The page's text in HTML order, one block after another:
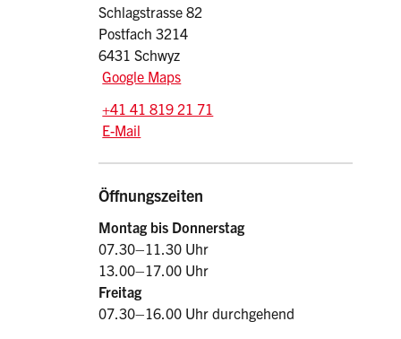
Schlagstrasse 82
Postfach 3214
6431 Schwyz
Google Maps
Tel.:
+41 41 819 21 71
E-Mail: schiff.vasz
E-Mail
Öffnungszeiten
Montag bis Donnerstag
07.30–11.30 Uhr
13.00–17.00 Uhr
Freitag
07.30–16.00 Uhr durchgehend